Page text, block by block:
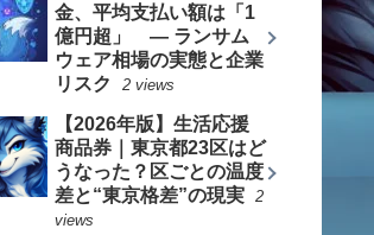
金、平均支払い額は「1
億円超」 ― ランサム
ウェア相場の実態と企業
リスク
2 views
【2026年版】生活応援
商品券｜東京都23区はど
うなった？区ごとの温度
差と“東京格差”の現実 2
views